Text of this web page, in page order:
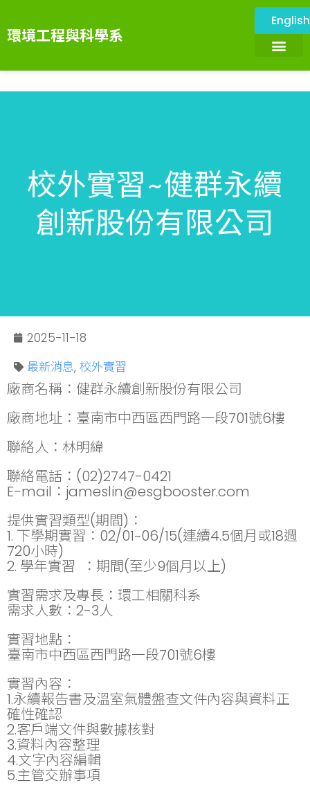
環境工程與科學系
English
校外實習~健群永續
創新股份有限公司
2025-11-18
最新消息, 校外實習
廠商名稱：健群永續創新股份有限公司
廠商地址：臺南市中西區西門路一段701號6樓
聯絡人：林明緯
聯絡電話：(02)2747-0421
E-mail：jameslin@esgbooster.com
提供實習類型(期間)：
1. 下學期實習：02/01~06/15(連續4.5個月或18週
720小時)
2. 學年實習 ：期間(至少9個月以上)
實習需求及專長：環工相關科系
需求人數：2-3人
實習地點：
臺南市中西區西門路一段701號6樓
實習內容：
1.永續報告書及溫室氣體盤查文件內容與資料正
確性確認
2.客戶端文件與數據核對
3.資料內容整理
4.文字內容編輯
5.主管交辦事項